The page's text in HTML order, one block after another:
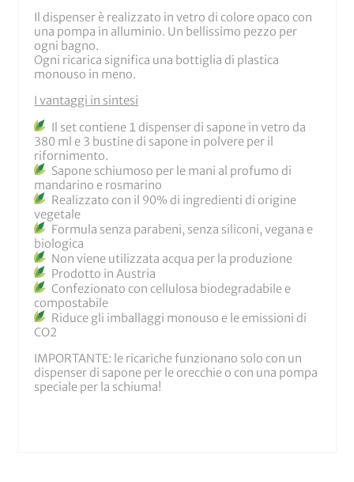
Il dispenser è realizzato in vetro di colore opaco con
una pompa in alluminio. Un bellissimo pezzo per
ogni bagno.
Ogni ricarica significa una bottiglia di plastica
monouso in meno.
I vantaggi in sintesi
Il set contiene 1 dispenser di sapone in vetro da
380 ml e 3 bustine di sapone in polvere per il
rifornimento.
Sapone schiumoso per le mani al profumo di
mandarino e rosmarino
Realizzato con il 90% di ingredienti di origine
vegetale
Formula senza parabeni, senza siliconi, vegana e
biologica
Non viene utilizzata acqua per la produzione
Prodotto in Austria
Confezionato con cellulosa biodegradabile e
compostabile
Riduce gli imballaggi monouso e le emissioni di
CO2
IMPORTANTE: le ricariche funzionano solo con un
dispenser di sapone per le orecchie o con una pompa
speciale per la schiuma!